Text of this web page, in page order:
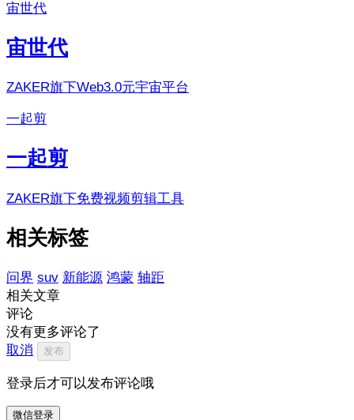
宙世代
宙世代
ZAKER旗下Web3.0元宇宙平台
一起剪
一起剪
ZAKER旗下免费视频剪辑工具
相关标签
问界 suv 新能源 鸿蒙 轴距
相关文章
评论
没有更多评论了
取消
发布
登录后才可以发布评论哦
微信登录